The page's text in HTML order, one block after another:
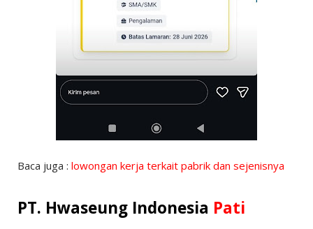
Baca juga : lowongan kerja terkait pabrik dan sejenisnya
PT. Hwaseung Indonesia Pati